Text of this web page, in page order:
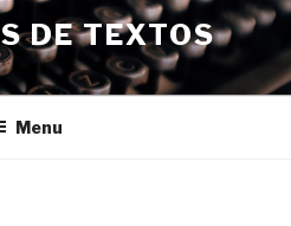
DE TEXTOS
Menu